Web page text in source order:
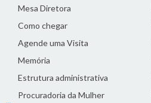
Mesa Diretora
Como chegar
Agende uma Visita
Memória
Estrutura administrativa
Procuradoria da Mulher